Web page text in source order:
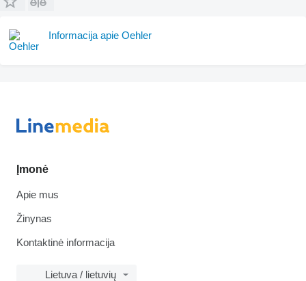
Informacija apie Oehler
Įmonė
Apie mus
Žinynas
Kontaktinė informacija
Lietuva / lietuvių